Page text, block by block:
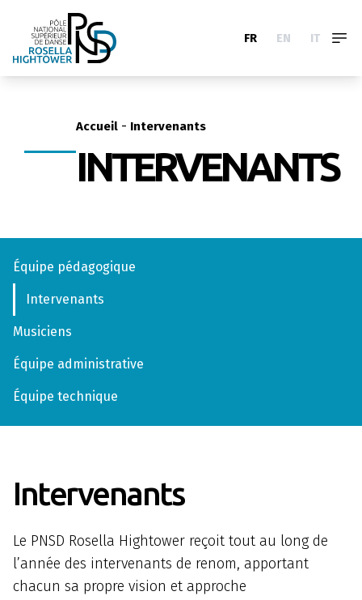
FR EN IT
Accueil- Intervenants
INTERVENANTS
Équipe pédagogique
Intervenants
Musiciens
Équipe administrative
Équipe technique
Intervenants
Le PNSD Rosella Hightower reçoit tout au long de
l’année des intervenants de renom, apportant
chacun sa propre vision et approche